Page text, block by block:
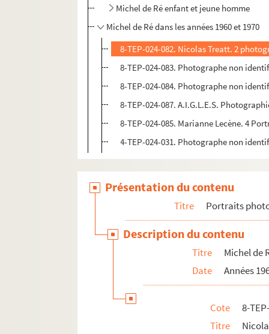
Michel de Ré enfant et jeune homme
Michel de Ré dans les années 1960 et 1970
8-TEP-024-082. Nicolas Treatt. 2
8-TEP-024-083. Photographe non
8-TEP-024-084. Photographe non
8-TEP-024-087. A.I.G.L.E.S.
8-TEP-024-085. Marianne Lecène. 4
4-TEP-024-031. Photographe non
Présentation du contenu
Titre Portraits
Description du contenu
Titre
Michel de
Date
Années
Cote
8-
Titre